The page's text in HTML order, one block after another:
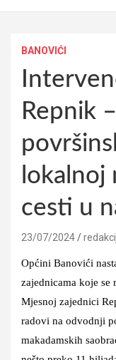
BANOVIĆI
Repnik
lokalnoj
cesti u
23/07/2024
Općini Banovići
zajednicama koje se
Mjesnoj zajednici
radovi na odvodnji
makadamskih